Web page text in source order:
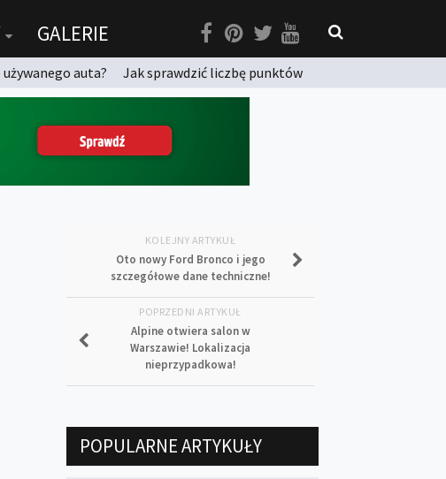
GALERIE
auta?
Jak sprawdzić liczbę punktów
KOLEJNY ARTYKUŁ
Oto nowy Ford Bronco i jego
szczegółowe dane techniczne!
POPRZEDNI ARTYKUŁ
Alpine otwiera salon w
Warszawie! Lokalizacja
nieprzypadkowa!
POPULARNE ARTYKUŁY